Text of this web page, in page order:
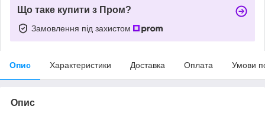
Що таке купити з Пром?
Замовлення під захистом
Опис Характеристики Доставка Оплата Умови
Опис